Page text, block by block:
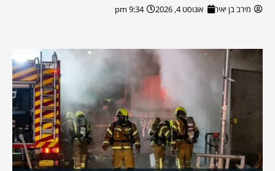
מירב בן יאיר אוגוסט 4, 2026 9:34 pm